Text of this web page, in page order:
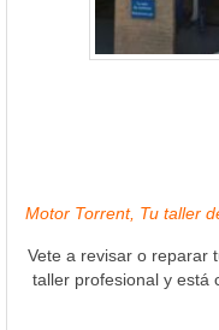
Motor Torrent, Tu taller
Vete a revisar o reparar
taller profesional y está